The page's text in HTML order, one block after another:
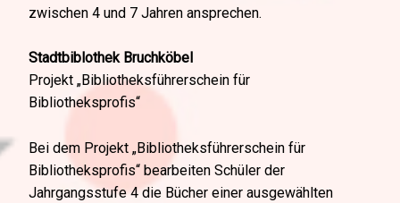
zwischen 4 und 7 Jahren ansprechen.
Stadtbiblothek Bruchköbel
Projekt „Bibliotheksführerschein für
Bibliotheksprofis“
Bei dem Projekt „Bibliotheksführerschein für
Bibliotheksprofis“ bearbeiten Schüler der
Jahrgangsstufe 4 die Bücher einer ausgewählten